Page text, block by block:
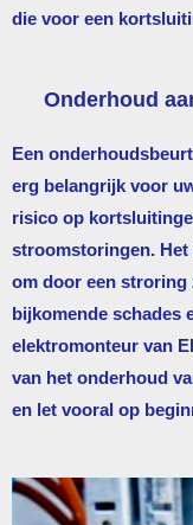
die voor een
Onderhoud
Een
erg belangrijk voor
risico op
stroomstoringen. Het
om door een stroring
bijkomende schades
elektromonteur van
van het onderhoud
en let vooral op